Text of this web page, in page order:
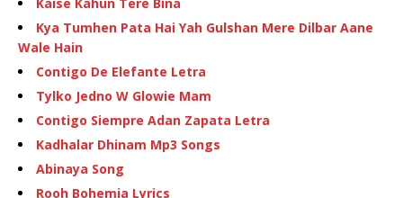
Kaise Kahun Tere Bina
Kya Tumhen Pata Hai Yah Gulshan Mere Dilbar Aane
Wale Hain
Contigo De Elefante Letra
Tylko Jedno W Glowie Mam
Contigo Siempre Adan Zapata Letra
Kadhalar Dhinam Mp3 Songs
Abinaya Song
Rooh Bohemia Lyrics